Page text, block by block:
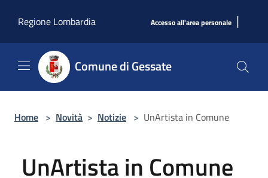
Regione Lombardia
Accesso all'area personale |
Comune di Gessate
Home > Novità > Notizie > UnArtista in Comune
UnArtista in Comune